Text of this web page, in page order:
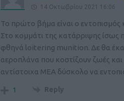
14 Οκτωβρίου 2021 16:06
Το πρώτο βήμα είναι ο εντοπισμός
Στο κομμάτι της κατάρριψης ίσως
φθηνά loitering munition. Δε θα
αεροπλάνα που κοστίζουν ζωές
αντίστοιχα MEA δύσκολο να
1 Reply